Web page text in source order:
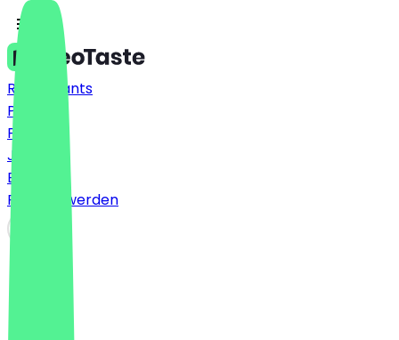
Restaurants
Preise
FAQ
Jobs
Blog
Partner werden